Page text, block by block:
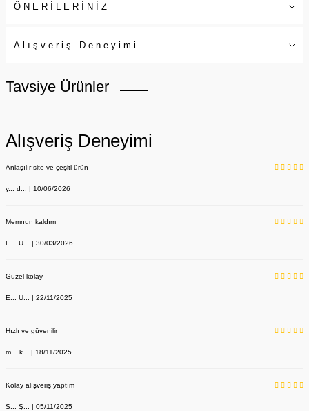
ÖNERİLERİNİZ
Alışveriş Deneyimi
Tavsiye Ürünler
Alışveriş Deneyimi
Anlaşılır site ve çeşitl ürün
y... d... | 10/06/2026
Memnun kaldım
E... U... | 30/03/2026
Güzel kolay
E... Ü... | 22/11/2025
Hızlı ve güvenilir
m... k... | 18/11/2025
Kolay alışveriş yaptım
S... Ş... | 05/11/2025